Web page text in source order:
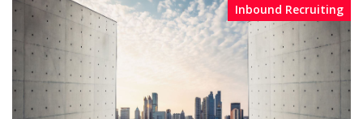
Inbound Recruiting